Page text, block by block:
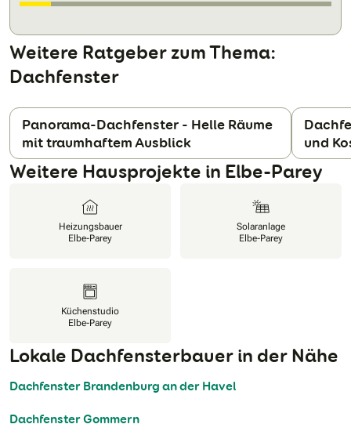
Weitere Ratgeber zum Thema:
Dachfenster
Panorama-Dachfenster - Helle Räume
mit traumhaftem Ausblick
und
Weitere Hausprojekte in Elbe-Parey
Heizungsbauer
Elbe-Parey
Solaranlage
Elbe-Parey
Küchenstudio
Elbe-Parey
Lokale Dachfensterbauer in der Nähe
Dachfenster Brandenburg an der Havel
Dachfenster Gommern